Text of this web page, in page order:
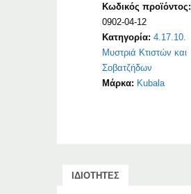
Κωδικός προϊόντος:
0902-04-12
Κατηγορία:4.17.10.
Μυστριά Κτιστών και
Σοβατζήδων
Μάρκα: Kubala
ΙΔΙΟΤΗΤΕΣ